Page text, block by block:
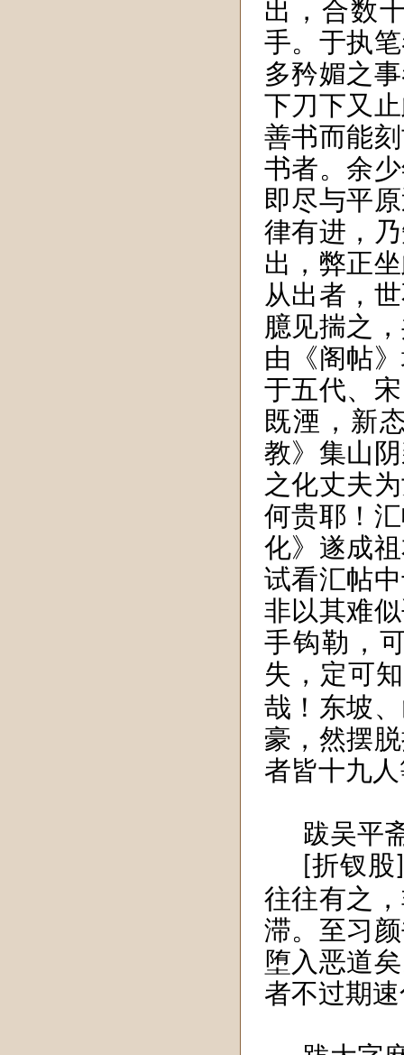
出，合数
手。于执
多矜媚之
下刀下又
善书而能
书者。余
即尽与平
律有进，
出，弊正
从出者，
臆见揣之
由《阁帖
于五代、
既湮，新
教》集山
之化丈夫
何贵耶！
化》遂成
试看汇帖
非以其难
手钩勒，
失，定可
哉！东坡
豪，然摆
者皆十九
跋吴平
折钗股
往往有之
滞。至习
堕入恶道
者不过期